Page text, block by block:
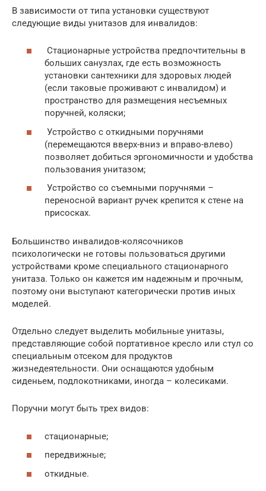
В зависимости от типа установки существуют
следующие виды унитазов для инвалидов:
Стационарные устройства предпочтительны в
больших санузлах, где есть возможность
установки сантехники для здоровых людей
(если таковые проживают с инвалидом) и
пространство для размещения несъемных
поручней, коляски;
Устройство с откидными поручнями
(перемещаются вверх-вниз и вправо-влево)
позволяет добиться эргономичности и удобства
пользования унитазом;
Устройство со съемными поручнями –
переносной вариант ручек крепится к стене на
присосках.
Большинство инвалидов-колясочников
психологически не готовы пользоваться другими
устройствами кроме специального стационарного
унитаза. Только он кажется им надежным и прочным,
поэтому они выступают категорически против иных
моделей.
Отдельно следует выделить мобильные унитазы,
представляющие собой портативное кресло или стул со
специальным отсеком для продуктов
жизнедеятельности. Они оснащаются удобным
сиденьем, подлокотниками, иногда – колесиками.
Поручни могут быть трех видов:
стационарные;
передвижные;
откидные.